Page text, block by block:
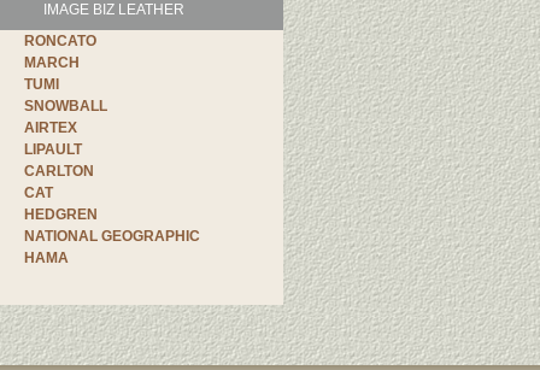
IMAGE BIZ LEATHER
RONCATO
MARCH
TUMI
SNOWBALL
AIRTEX
LIPAULT
CARLTON
CAT
HEDGREN
NATIONAL GEOGRAPHIC
HAMA